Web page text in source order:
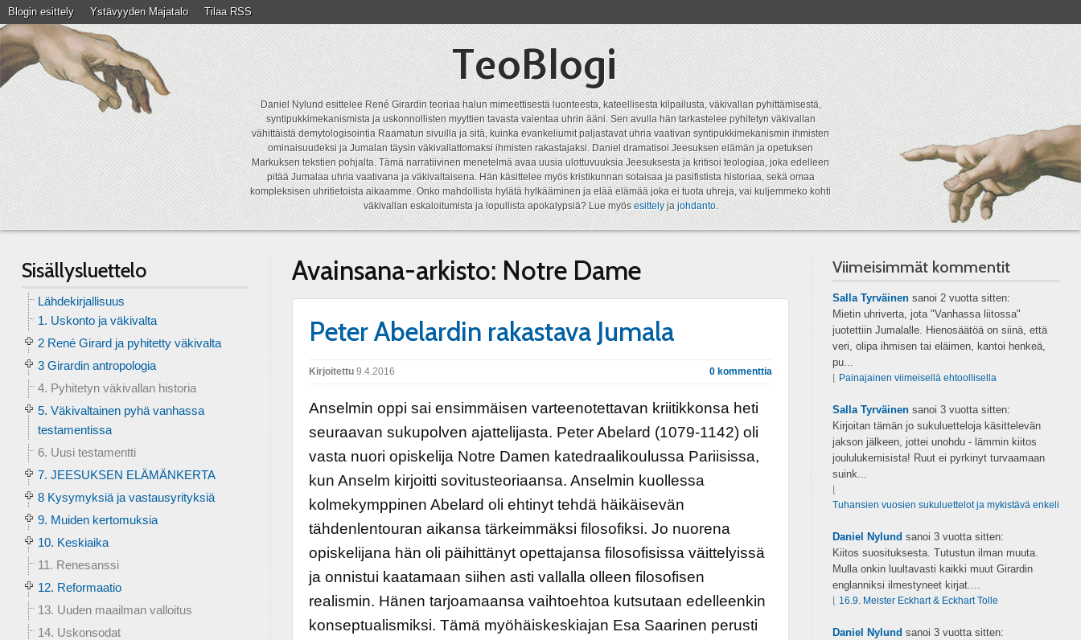
Blogin esittely Ystävyyden Majatalo Tilaa RSS
TeoBlogi
Daniel Nylund esittelee René Girardin teoriaa halun mimeettisestä luonteesta, kateellisesta kilpailusta, väkivallan pyhittämisestä,
syntipukkimekanismista ja uskonnollisten myyttien tavasta vaientaa uhrin ääni. Sen avulla hän tarkastelee pyhitetyn väkivallan
vähittäistä demytologisointia Raamatun sivuilla ja sitä, kuinka evankeliumit paljastavat uhria vaativan syntipukkimekanismin ihmisten
ominaisuudeksi ja Jumalan täysin väkivallattomaksi ihmisten rakastajaksi. Daniel dramatisoi Jeesuksen elämän ja opetuksen
Markuksen tekstien pohjalta. Tämä narratiivinen menetelmä avaa uusia ulottuvuuksia Jeesuksesta ja kritisoi teologiaa, joka edelleen
pitää Jumalaa uhria vaativana ja väkivaltaisena. Hän käsittelee myös kristikunnan sotaisaa ja pasifistista historiaa, sekä omaa
kompleksisen uhritietoista aikaamme. Onko mahdollista hylätä hylkääminen ja elää elämää joka ei tuota uhreja, vai kuljemmeko kohti
väkivallan eskaloitumista ja lopullista apokalypsiä? Lue myösesittelyjajohdanto.
Avainsana-arkisto: Notre Dame
Peter Abelardin rakastava Jumala
Kirjoitettu9.4.2016 0 kommenttia
Anselmin oppi sai ensimmäisen varteenotettavan kriitikkonsa heti
seuraavan sukupolven ajattelijasta. Peter Abelard (1079-1142) oli
vasta nuori opiskelija Notre Damen katedraalikoulussa Pariisissa,
kun Anselm kirjoitti sovitusteoriaansa. Anselmin kuollessa
kolmekymppinen Abelard oli ehtinyt tehdä häikäisevän
tähdenlentouran aikansa tärkeimmäksi filosofiksi. Jo nuorena
opiskelijana hän oli päihittänyt opettajansa filosofisissa väittelyissä
ja onnistui kaatamaan siihen asti vallalla olleen filosofisen
realismin. Hänen tarjoamaansa vaihtoehtoa kutsutaan edelleenkin
konseptualismiksi. Tämä myöhäiskeskiajan Esa Saarinen perusti
Sisällysluettelo
Lähdekirjallisuus
1. Uskonto ja väkivalta
2 René Girard ja pyhitetty väkivalta
3 Girardin antropologia
4. Pyhitetyn väkivallan historia
5. Väkivaltainen pyhä vanhassa
testamentissa
6. Uusi testamentti
7. JEESUKSEN ELÄMÄNKERTA
8 Kysymyksiä ja vastausyrityksiä
9. Muiden kertomuksia
10. Keskiaika
11. Renesanssi
12. Reformaatio
13. Uuden maailman valloitus
14. Uskonsodat
Viimeisimmät kommentit
Salla Tyrväinensanoi 2 vuotta sitten:
Mietin uhriverta, jota "Vanhassa liitossa"
juotettiin Jumalalle. Hienosäätöä on siinä, että
veri, olipa ihmisen tai eläimen, kantoi henkeä,
pu...
Painajainen viimeisellä ehtoollisella
Salla Tyrväinensanoi 3 vuotta sitten:
Kirjoitan tämän jo sukuluetteloja käsittelevän
jakson jälkeen, jottei unohdu - lämmin kiitos
joululukemisista! Ruut ei pyrkinyt turvaamaan
suink...
Tuhansien vuosien sukuluettelot ja mykistävä enkeli
Daniel Nylund sanoi 3 vuotta sitten:
Kiitos suosituksesta. Tutustun ilman muuta.
Mulla onkin luultavasti kaikki muut Girardin
englanniksi ilmestyneet kirjat....
16.9. Meister Eckhart & Eckhart Tolle
Daniel Nylund sanoi 3 vuotta sitten: